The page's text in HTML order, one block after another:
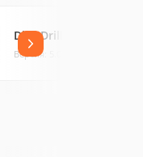
Disk Drill
Версия: 5.0 (19.08 МБ)